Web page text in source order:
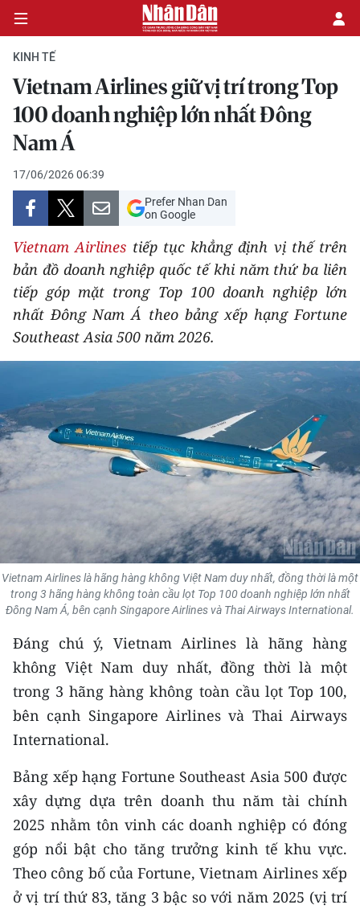
CHÍNH TRỊ
KINH TẾ
VĂN HÓA
XÃ HỘI
PHÁP LUẬT
DU LỊCH
THẾ GIỚI
GIÁO DỤC
Y TẾ
KHOA HỌC - CÔNG NGHỆ
MÔI TRƯỜNG
BẠN ĐỌC
KIỂM CHỨNG THÔNG TIN
TRI THỨC CHUYÊN SÂU
54 DÂN TỘC VIỆT NAM
CHƯƠNG TRÌNH OCOP - MỖI XÃ
MỘT SẢN PHẨM
RADIO
MEDIA CENTER
E-Magazine
KINH TẾ
Vietnam Airlines giữ vị trí trong Top
100 doanh nghiệp lớn nhất Đông
Nam Á
17/06/2026 06:39
Prefer Nhan Dan
on Google
Vietnam Airlines tiếp tục khẳng định vị thế trên
bản đồ doanh nghiệp quốc tế khi năm thứ ba liên
tiếp góp mặt trong Top 100 doanh nghiệp lớn
nhất Đông Nam Á theo bảng xếp hạng Fortune
Southeast Asia 500 năm 2026.
Vietnam Airlines là hãng hàng không Việt Nam duy nhất, đồng thời là một
trong 3 hãng hàng không toàn cầu lọt Top 100 doanh nghiệp lớn nhất
Đông Nam Á, bên cạnh Singapore Airlines và Thai Airways International.
Đáng chú ý, Vietnam Airlines là hãng hàng
không Việt Nam duy nhất, đồng thời là một
trong 3 hãng hàng không toàn cầu lọt Top 100,
bên cạnh Singapore Airlines và Thai Airways
International.
Bảng xếp hạng Fortune Southeast Asia 500 được
xây dựng dựa trên doanh thu năm tài chính
2025 nhằm tôn vinh các doanh nghiệp có đóng
góp nổi bật cho tăng trưởng kinh tế khu vực.
Theo công bố của Fortune, Vietnam Airlines xếp
ở vị trí thứ 83, tăng 3 bậc so với năm 2025 (vị trí